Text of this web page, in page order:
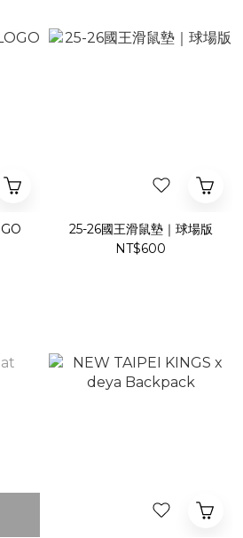
25-26國王滑鼠墊｜球場版
NT$600